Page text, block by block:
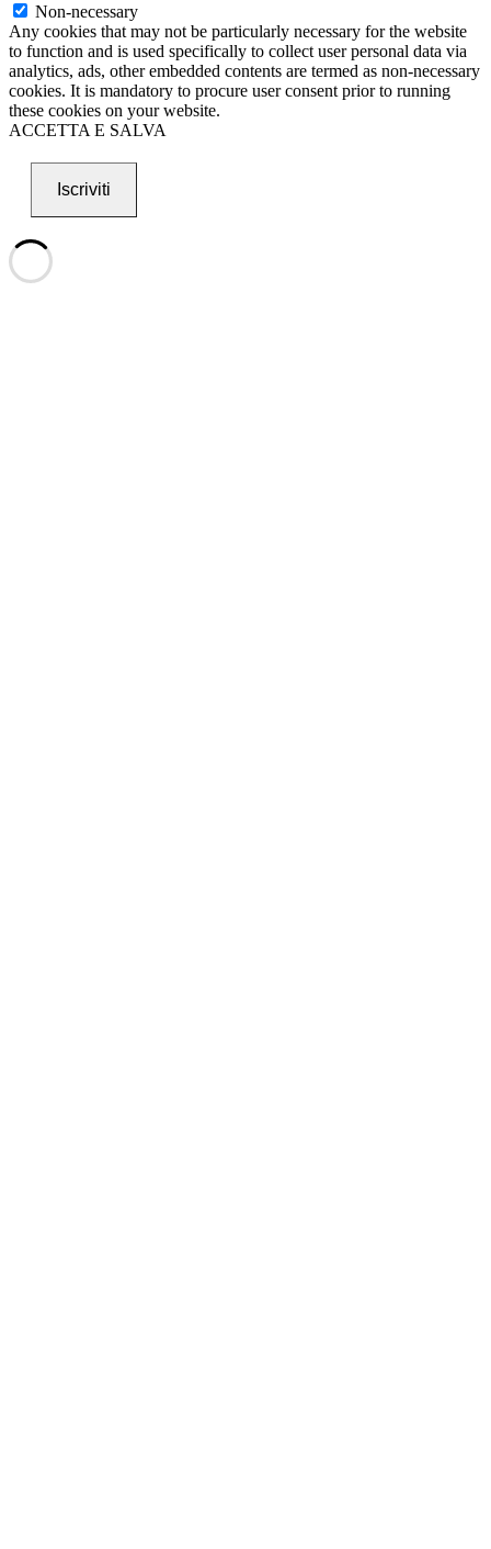
Non-necessary
Any cookies that may not be particularly necessary for the website
to function and is used specifically to collect user personal data via
analytics, ads, other embedded contents are termed as non-necessary
cookies. It is mandatory to procure user consent prior to running
these cookies on your website.
ACCETTA E SALVA
Iscriviti